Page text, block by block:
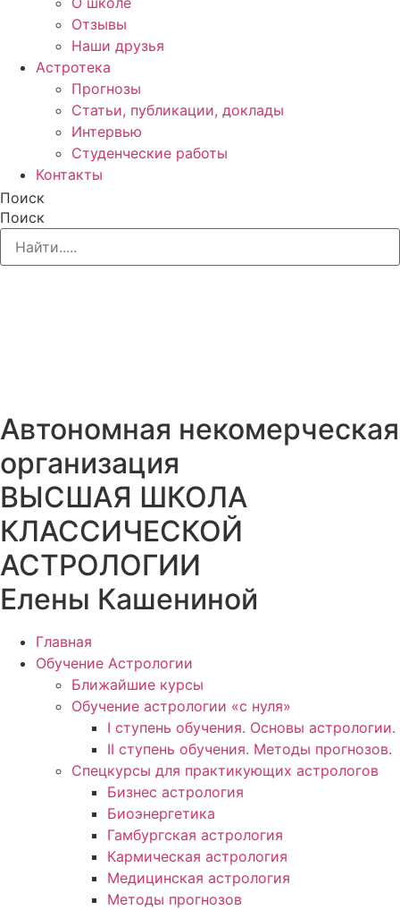
Отзывы
Наши друзья
Астротека
Прогнозы
Статьи, публикации, доклады
Интервью
Студенческие работы
Контакты
Поиск
Поиск
Автономная некомерческая
организация
ВЫСШАЯ ШКОЛА
КЛАССИЧЕСКОЙ
АСТРОЛОГИИ
Елены Кашениной
Главная
Обучение Астрологии
Ближайшие курсы
Обучение астрологии «с нуля»
I ступень обучения. Основы астрологии.
II ступень обучения. Методы прогнозов.
Спецкурсы для практикующих астрологов
Бизнес астрология
Биоэнергетика
Гамбургская астрология
Кармическая астрология
Медицинская астрология
Методы прогнозов